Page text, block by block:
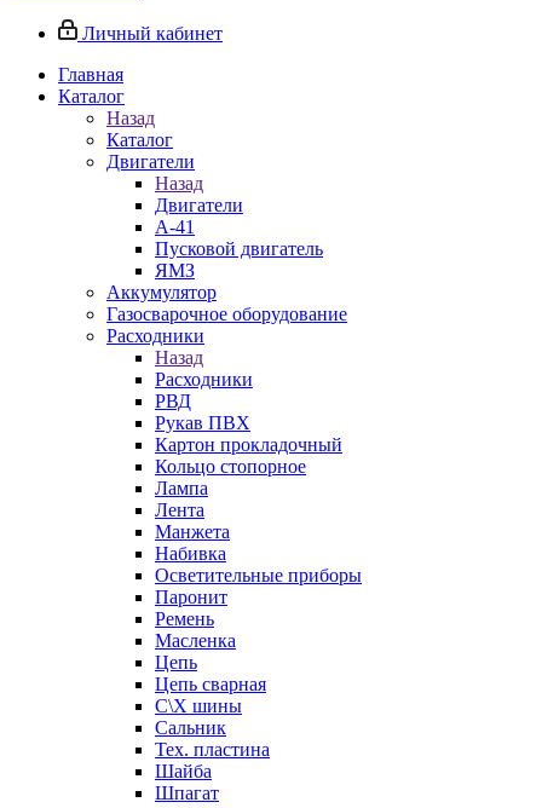
Личный кабинет
Главная
Каталог
Назад
Каталог
Двигатели
Назад
Двигатели
А-41
Пусковой двигатель
ЯМЗ
Аккумулятор
Газосварочное оборудование
Расходники
Назад
Расходники
РВД
Рукав ПВХ
Картон прокладочный
Кольцо стопорное
Лампа
Лента
Манжета
Набивка
Осветительные приборы
Паронит
Ремень
Масленка
Цепь
Цепь сварная
С\Х шины
Сальник
Тех. пластина
Шайба
Шпагат